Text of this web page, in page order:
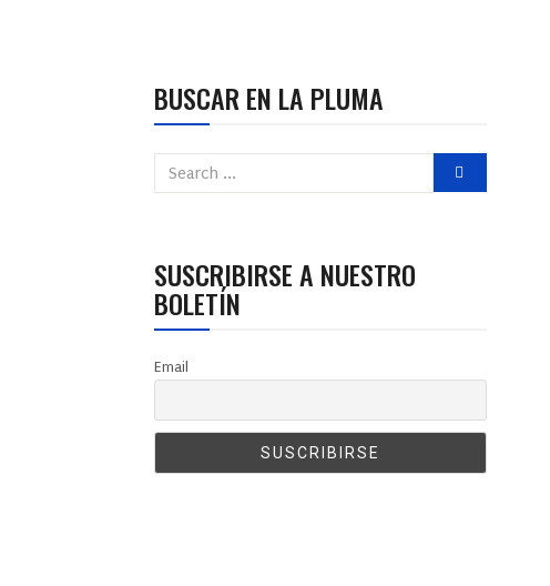
BUSCAR EN LA PLUMA
SUSCRIBIRSE A NUESTRO
BOLETÍN
Email